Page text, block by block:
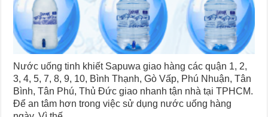
Nước uống tinh khiết Sapuwa giao hàng các quận 1, 2,
3, 4, 5, 7, 8, 9, 10, Bình Thạnh, Gò Vấp, Phú Nhuận, Tân
Bình, Tân Phú, Thủ Đức giao nhanh tận nhà tại TPHCM.
Để an tâm hơn trong việc sử dụng nước uống hàng